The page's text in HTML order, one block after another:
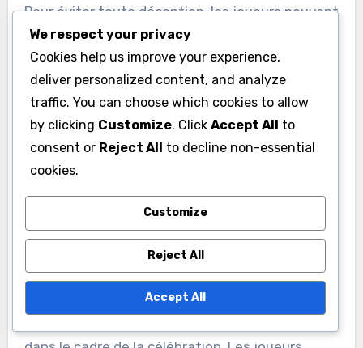
Pour éviter toute déception, les joueurs peuvent
consulter les forums communautaires ou les
annonces officielles pour des détails sur les
codes disponibles dans leur région. Cela peut
aider à s’assurer qu’ils ne poursuivent que des
codes qui peuvent être échangés pour leurs
comptes.
Fréquence des publications
de codes pendant
l’anniversaire
Lors des anniversaires, Lords Mobile a tendance
We respect your privacy
Cookies help us improve your experience,
deliver personalized content, and analyze
traffic. You can choose which cookies to allow
by clicking Customize. Click Accept All to
consent or Reject All to decline non-essential
cookies.
Customize
Reject All
Accept All